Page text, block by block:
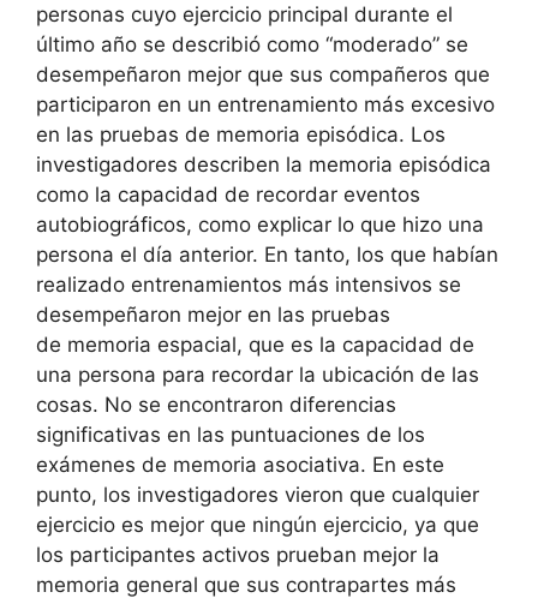
personas cuyo ejercicio principal durante el
último año se describió como “moderado” se
desempeñaron mejor que sus compañeros que
participaron en un entrenamiento más excesivo
en las pruebas de memoria episódica. Los
investigadores describen la memoria episódica
como la capacidad de recordar eventos
autobiográficos, como explicar lo que hizo una
persona el día anterior. En tanto, los que habían
realizado entrenamientos más intensivos se
desempeñaron mejor en las pruebas
de memoria espacial, que es la capacidad de
una persona para recordar la ubicación de las
cosas. No se encontraron diferencias
significativas en las puntuaciones de los
exámenes de memoria asociativa. En este
punto, los investigadores vieron que cualquier
ejercicio es mejor que ningún ejercicio, ya que
los participantes activos prueban mejor la
memoria general que sus contrapartes más